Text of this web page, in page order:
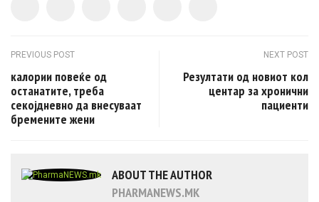
Post navigation
PREVIOUS POST
калории повеќе од
останатите, треба
секојдневно да внесуваат
бремените жени
NEXT POST
Резултати од новиот кол
центар за хронични
пациенти
ABOUT THE AUTHOR
PHARMANEWS.MK